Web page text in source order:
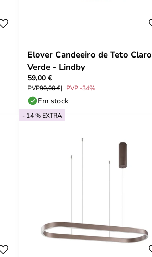
Elover Candeeiro de Teto Claro
Verde - Lindby
59,00 €
PVP90,00 € PVP -34%
Em stock
- 14 % EXTRA